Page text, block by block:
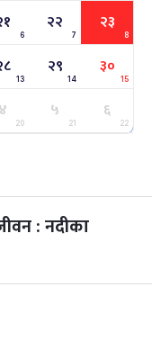
७ महिना बाँकी
७ महिना बाँकी
७ महिना बाँकी
6
२२
7
२३
8
13
२९
14
३०
15
४
20
५
21
६
22
: नदीका